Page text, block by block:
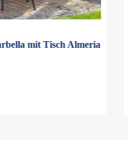
mit Tisch Almeria